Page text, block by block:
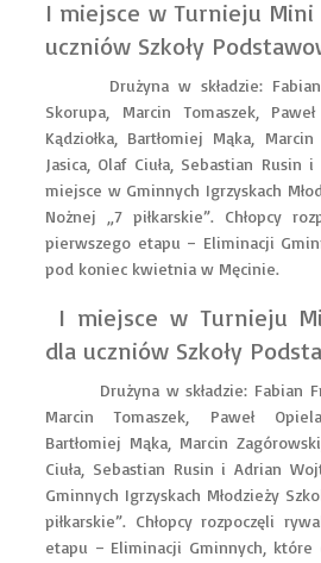
I miejsce w Turnieju Mini
uczniów Szkoły
Drużyna w składzie:
Skorupa, Marcin Tomaszek,
Kądziołka, Bartłomiej Mąka,
Jasica, Olaf Ciuła, Sebastian Rusin
miejsce w Gminnych Igrzyskach
Nożnej „7 piłkarskie”. Chłopcy
pierwszego etapu – Eliminacji
pod koniec kwietnia w Męcinie.
I miejsce w Turnieju
dla uczniów Szkoły
Drużyna w składzie: Fabian
Marcin Tomaszek, Paweł
Bartłomiej Mąka, Marcin
Ciuła, Sebastian Rusin i Adrian
Gminnych Igrzyskach Młodzieży
piłkarskie”. Chłopcy rozpoczęli
etapu – Eliminacji Gminnych, które